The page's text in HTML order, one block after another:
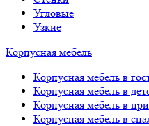
Угловые
Узкие
Корпусная мебель
Корпусная мебель в
Корпусная мебель в
Корпусная мебель в
Корпусная мебель в